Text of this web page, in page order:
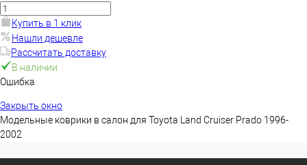
Купить в 1 клик
Нашли дешевле
Рассчитать доставку
В наличии
Ошибка
Закрыть окно
Модельные коврики в салон для Toyota Land Cruiser Prado 1996-
2002